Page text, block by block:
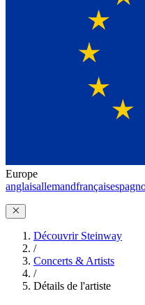
Europe
anglaisallemandfrançais
Découvrir Steinway
/
Concerts & Artists
/
Détails de l'artiste